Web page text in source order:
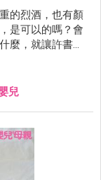
的烈酒，也有顏
是可以的嗎？會
麼，就讓許書華
兒